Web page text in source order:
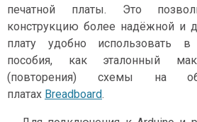
печатной платы. Это
конструкцию более надёжной и
плату удобно использовать в
пособия, как эталонный
(повторения) схемы на
платах Breadboard.